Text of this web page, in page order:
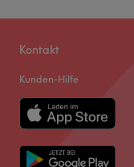
Kontakt
Kunden-Hilfe